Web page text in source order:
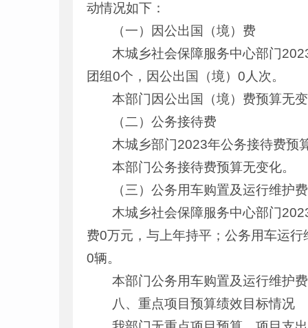
动情况如下：
（一）因公出国（境）费
木城乡社会保障服务中心部门
团组0个，因公出国（境）0人次。
本部门因公出国（境）费预算无
（二）公务接待费
木城乡部门2023年公务接待费预
本部门公务接待费预算无变化。
（三）公务用车购置及运行维护费
木城乡社会保障服务中心部门
费0万元，与上年持平；公务用车运
0辆。
本部门公务用车购置及运行维护
八、重点项目预算绩效目标情况